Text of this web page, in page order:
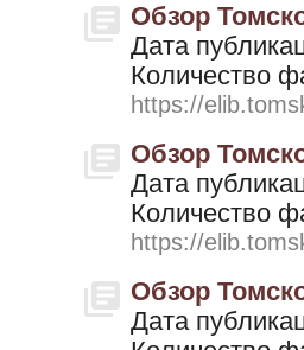
Обзор
Дата
Количество
https://
Обзор
Дата
Количество
https://
Обзор
Дата